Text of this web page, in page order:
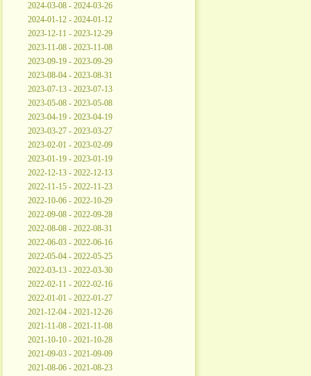
2024-03-08 - 2024-03-26
2024-01-12 - 2024-01-12
2023-12-11 - 2023-12-29
2023-11-08 - 2023-11-08
2023-09-19 - 2023-09-29
2023-08-04 - 2023-08-31
2023-07-13 - 2023-07-13
2023-05-08 - 2023-05-08
2023-04-19 - 2023-04-19
2023-03-27 - 2023-03-27
2023-02-01 - 2023-02-09
2023-01-19 - 2023-01-19
2022-12-13 - 2022-12-13
2022-11-15 - 2022-11-23
2022-10-06 - 2022-10-29
2022-09-08 - 2022-09-28
2022-08-08 - 2022-08-31
2022-06-03 - 2022-06-16
2022-05-04 - 2022-05-25
2022-03-13 - 2022-03-30
2022-02-11 - 2022-02-16
2022-01-01 - 2022-01-27
2021-12-04 - 2021-12-26
2021-11-08 - 2021-11-08
2021-10-10 - 2021-10-28
2021-09-03 - 2021-09-09
2021-08-06 - 2021-08-23